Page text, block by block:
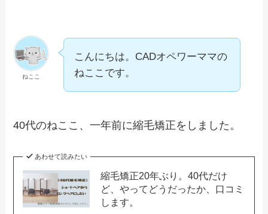
ねここ
こんにちは。CADオペワーママの
ねここです。
40代のねここ、一年前に縮毛矯正をしました。
あわせて読みたい
縮毛矯正20年ぶり。40代だけ
ど、やってどうだったか、口コミ
します。